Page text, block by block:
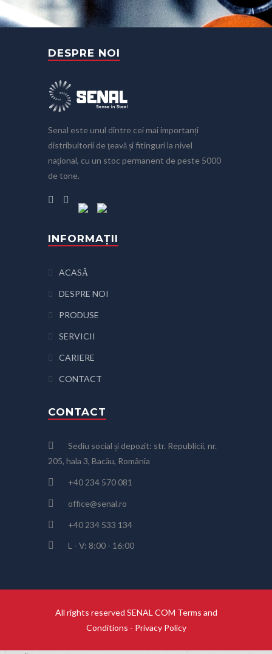
DESPRE NOI
Senal este unul dintre cei mai importanți
distribuitorii de ţeavă și fitinguri la nivel
naţional, cu un stoc permanent de peste 5000
de tone.
INFORMAȚII
ACASĂ
DESPRE NOI
PRODUSE
SERVICII
CARIERE
CONTACT
CONTACT
Sediu social și depozit: str. Republicii, nr.
205, hala 3, Bacău, România
+40 234 570 081
office@senal.ro
+40 234 533 134
L - V: 8:00 - 16:00
All rights reserved SENAL COM Terms and
Conditions - Privacy Policy